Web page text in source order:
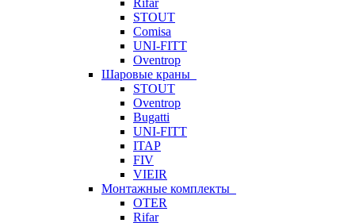
Rifar
STOUT
Comisa
UNI-FITT
Oventrop
Шаровые краны
STOUT
Oventrop
Bugatti
UNI-FITT
ITAP
FIV
VIEIR
Монтажные комплекты
OTER
Rifar